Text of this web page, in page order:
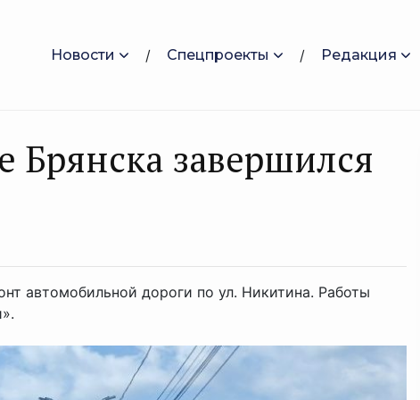
Новости Спецпроекты Редакция
Брянска завершился
автомобильной дороги по ул. Никитина. Работы